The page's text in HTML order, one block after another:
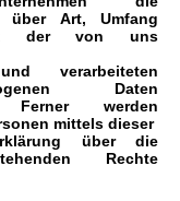
über Art, Umfang
der von uns
verarbeiteten
Daten
Ferner werden
mittels dieser
über die
Rechte